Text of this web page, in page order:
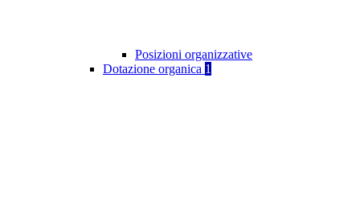
Posizioni organizzative
Dotazione organica 1